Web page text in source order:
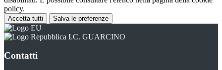
policy.
Accetta tutti Salva le preferenze
I.C. GUARCINO
Contatti